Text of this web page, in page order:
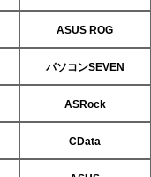
ASUS ROG
パソコンSEVEN
ASRock
CData